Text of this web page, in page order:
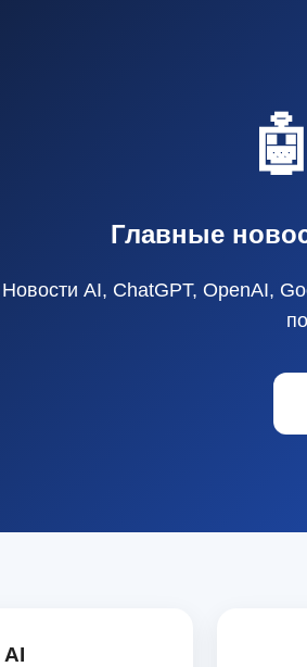
Главные
Новости AI, ChatGPT, OpenAI,
AI